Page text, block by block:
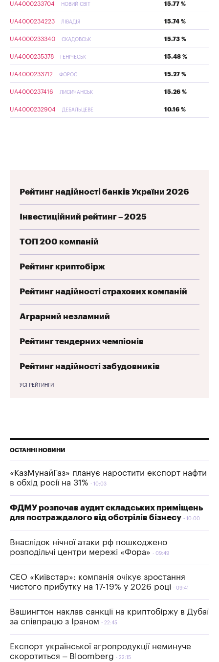
UA4000233704 НОВИЙ СВІТ 15.77 %
UA4000234223 ЛІВАДІЯ 15.74 %
UA4000233340 СКАДОВСЬК 15.73 %
UA4000235378 ГЕНІЧЕСЬК 15.48 %
UA4000233712 ФОРОС 15.27 %
UA4000237416 ЛИСИЧАНСЬК 15.26 %
UA4000232904 ДЕБАЛЬЦЕВЕ 10.16 %
Рейтинг надійності банків України 2026
Інвестиційний рейтинг – 2025
ТОП 200 компаній
Рейтинг криптобірж
Рейтинг надійності страхових компаній
Аграрний незламний
Рейтинг тендерних чемпіонів
Рейтинг надійності забудовників
УСІ РЕЙТИНГИ
ОСТАННІ НОВИНИ
«КазМунайГаз» планує наростити експорт нафти
в обхід росії на 31%
10:03
ФДМУ розпочав аудит складських приміщень
для постраждалого від обстрілів бізнесу
10:00
Внаслідок нічної атаки рф пошкоджено
розподільчі центри мережі «Фора»
09:49
СЕО «Київстар»: компанія очікує зростання
чистого прибутку на 17-19% у 2026 році
09:41
Вашингтон наклав санкції на криптобіржу в Дубаї
за співпрацю з Іраном
22:45
Експорт української агропродукції неминуче
скоротиться – Bloomberg
22:15